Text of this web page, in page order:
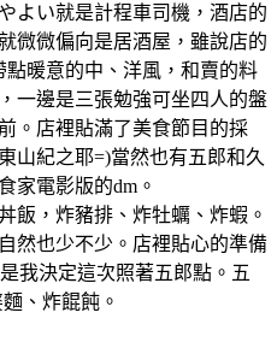
よい就是計程車司機，酒店的
微微偏向是居酒屋，雖說店的
暖意的中、洋風，和賣的料
一邊是三張勉強可坐四人的盤
。店裡貼滿了美食節目的採
山紀之耶=)當然也有五郎和久
家電影版的dm。
飯，炸豬排、炸牡蠣、炸蝦。
然也少不少。店裡貼心的準備
我決定這次照著五郎點。五
、炸餛飩。